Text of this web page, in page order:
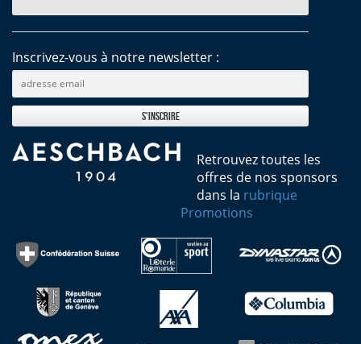
Inscrivez-vous à notre newsletter :
Retrouvez toutes les
offres de nos sponsors
dans la rubrique
Promotions